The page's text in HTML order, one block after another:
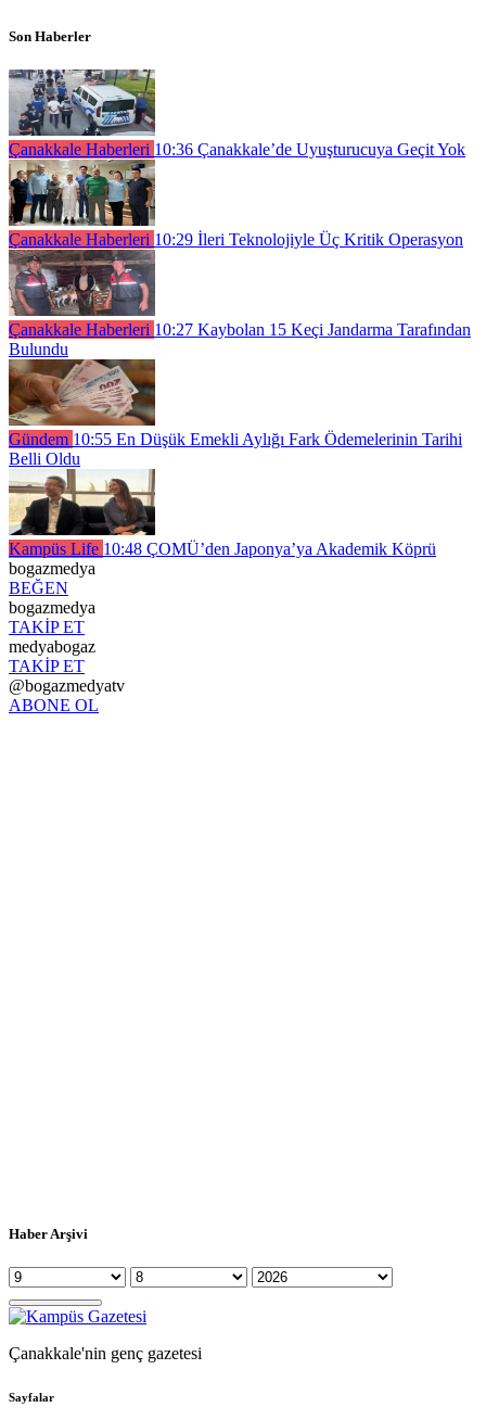
Son Haberler
Çanakkale Haberleri 10:36 Çanakkale’de Uyuşturucuya Geçit Yok
Çanakkale Haberleri 10:29 İleri Teknolojiyle Üç Kritik Operasyon
Çanakkale Haberleri 10:27 Kaybolan 15 Keçi Jandarma Tarafından
Bulundu
Gündem 10:55 En Düşük Emekli Aylığı Fark Ödemelerinin Tarihi
Belli Oldu
Kampüs Life 10:48 ÇOMÜ’den Japonya’ya Akademik Köprü
bogazmedya
BEĞEN
bogazmedya
TAKİP ET
medyabogaz
TAKİP ET
@bogazmedyatv
ABONE OL
Haber Arşivi
Çanakkale'nin genç gazetesi
Sayfalar